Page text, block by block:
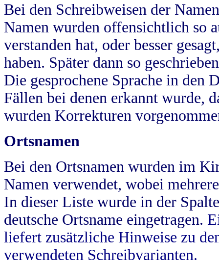
Bei den Schreibweisen der
Namen wurden offensichtlich so
verstanden hat, oder besser
haben. Später dann so
Die gesprochene Sprache in
Fällen bei denen erkannt wurde,
wurden Korrekturen
Ortsnamen
Bei den Ortsnamen wurden im
Namen verwendet, wobei
In dieser Liste wurde in der
deutsche Ortsname eingetragen.
liefert zusätzliche Hinweise zu
verwendeten Schreibvarianten.